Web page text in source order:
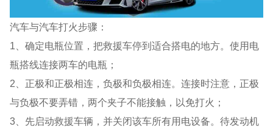
汽车与汽车打火步骤：
1、确定电瓶位置，把救援车停到适合搭电的地方。使用电
瓶搭线连接两车的电瓶；
2、正极和正极相连，负极和负极相连。连接时注意，正极
与负极不要弄错，两个夹子不能接触，以免打火；
3、先启动救援车辆，并关闭该车所有用电设备。待发动机